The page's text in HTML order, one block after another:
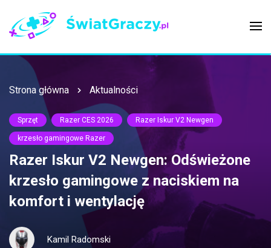
Strona główna Aktualności
Sprzęt Razer CES 2026 Razer Iskur V2 Newgen
krzesło gamingowe Razer
Razer Iskur V2 Newgen: Odświeżone
krzesło gamingowe z naciskiem na
komfort i wentylację
Kamil Radomski